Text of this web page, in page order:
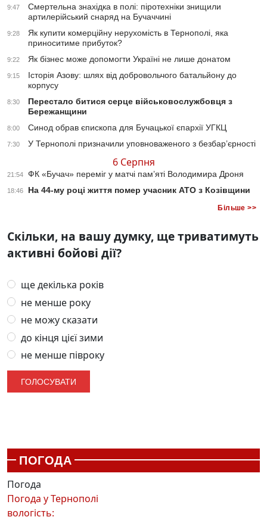
9:47
Смертельна знахідка в полі: піротехніки знищили
артилерійський снаряд на Бучаччині
9:28
Як купити комерційну нерухомість в Тернополі, яка
приноситиме прибуток?
9:22 Як бізнес може допомогти Україні не лише донатом
9:15
Історія Азову: шлях від добровольчого батальйону до
корпусу
8:30
Перестало битися серце військовослужбовця з
Бережанщини
8:00 Синод обрав єпископа для Бучацької єпархії УГКЦ
7:30 У Тернополі призначили уповноваженого з безбар’єрності
6 Серпня
21:54 ФК «Бучач» переміг у матчі пам’яті Володимира Дроня
18:46 На 44-му році життя помер учасник АТО з Козівщини
Більше >>
Скільки, на вашу думку, ще триватимуть
активні бойові дії?
ще декілька років
не менше року
не можу сказати
до кінця цієї зими
не менше півроку
ПОГОДА
Погода
Погода уТернополі
вологість: